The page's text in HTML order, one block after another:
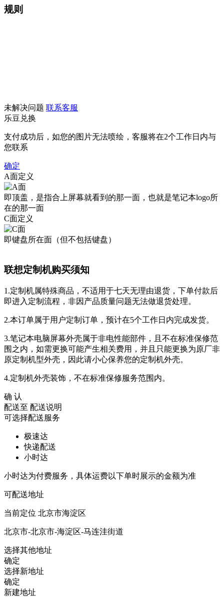
规则
未解决问题 联系客服
乐豆兑换
支付成功后，如您的图片无法喷绘，客服将在2个工作日内与
您联系
确定
A面定义
即顶盖，是指合上屏幕就看到的那一面，也就是笔记本logo所
在的那一面
C面定义
即键盘所在面（但不包括键盘）
联想定制机购买须知
1.定制机属特殊商品，不适用于七天无理由退货，下单付款后
即进入定制流程，非因产品质量问题无法做退货处理。
2.本订单属于用户定制订单，预计在5个工作日内完成发货。
3.笔记本电脑屏幕外壳属于非电性能部件，且不在标准保修范
围之内，如需更换可能产生相关费用，并且只能更换为原厂非
原定制机型外壳，因此请小心保养您的定制机外壳。
4.定制机外壳装饰，不在标准保修服务范围内。
确 认
配送至 配送说明
可选择配送服务
极速达
快递配送
小时达
小时达为付费服务，具体运费以下单时展示的金额为准
可配送地址
当前定位 北京市海淀区
北京市-北京市-海淀区-马连洼街道
选择其他地址
确定
选择新地址
确定
新建地址